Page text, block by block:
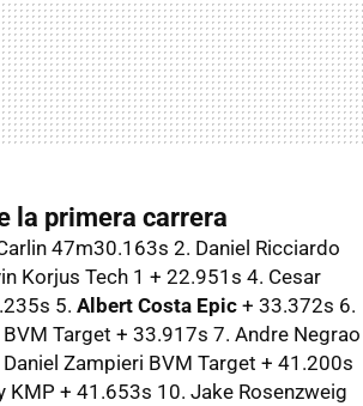
la primera carrera
47m30.163s 2. Daniel Ricciardo
Korjus Tech 1 + 22.951s 4. Cesar
5. Albert Costa Epic + 33.372s 6.
BVM Target + 33.917s 7. Andre Negrao
Zampieri BVM Target + 41.200s
KMP + 41.653s 10. Jake Rosenzweig